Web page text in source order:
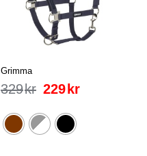
Grimma
329kr 229 kr